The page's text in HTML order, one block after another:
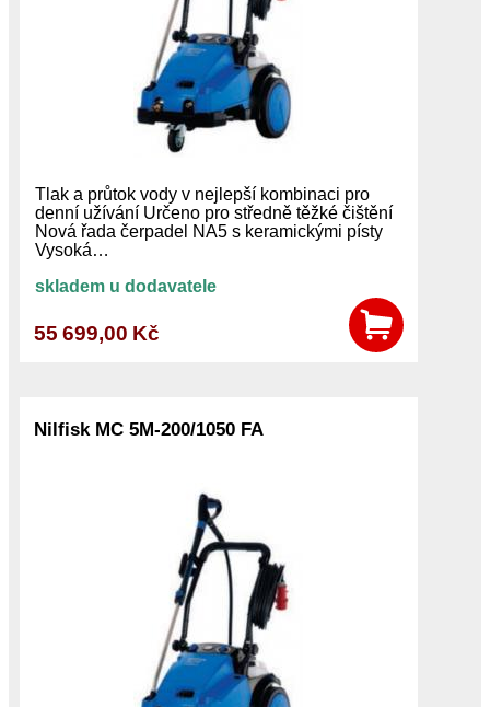
Tlak a průtok vody v nejlepší kombinaci pro
denní užívání Určeno pro středně těžké čištění
Nová řada čerpadel NA5 s keramickými písty
Vysoká…
skladem u dodavatele
55 699,00 Kč
Nilfisk MC 5M-200/1050 FA